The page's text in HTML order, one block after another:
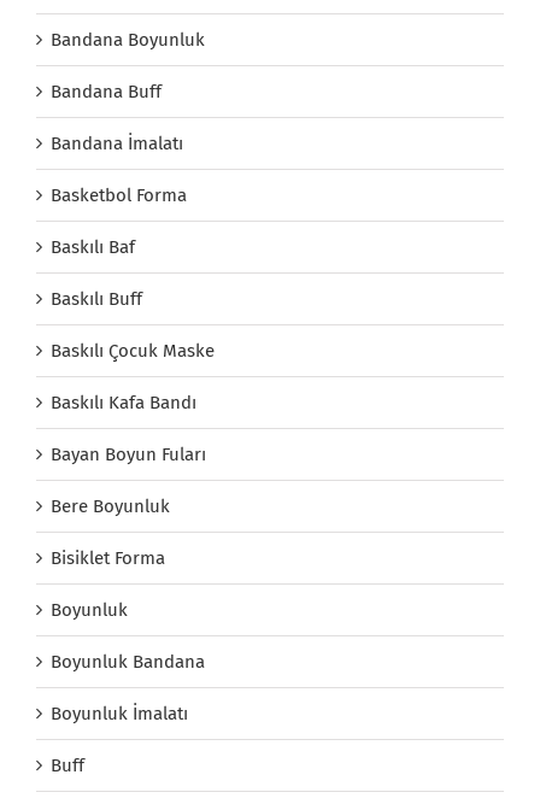
Bandana Boyunluk
Bandana Buff
Bandana İmalatı
Basketbol Forma
Baskılı Baf
Baskılı Buff
Baskılı Çocuk Maske
Baskılı Kafa Bandı
Bayan Boyun Fuları
Bere Boyunluk
Bisiklet Forma
Boyunluk
Boyunluk Bandana
Boyunluk İmalatı
Buff